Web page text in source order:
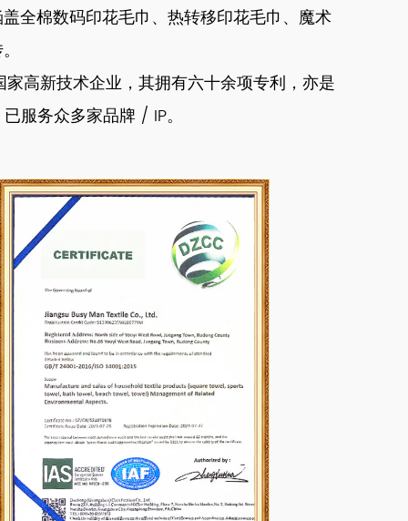
全棉数码印花毛巾、热转移印花毛巾、魔术
高新技术企业，其拥有六十余项专利，亦是
服务众多家品牌 / IP。